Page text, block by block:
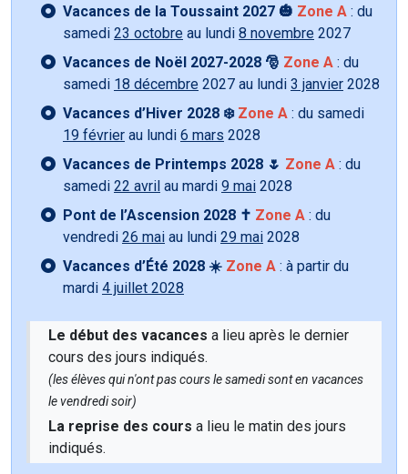
Vacances de la Toussaint 2027 🎃 Zone A : du
samedi 23 octobre au lundi 8 novembre 2027
Vacances de Noël 2027-2028 🎅 Zone A : du
samedi 18 décembre 2027 au lundi 3 janvier 2028
Vacances d’Hiver 2028 ❄️ Zone A : du samedi
19 février au lundi 6 mars 2028
Vacances de Printemps 2028 🌷 Zone A : du
samedi 22 avril au mardi 9 mai 2028
Pont de l’Ascension 2028 ✝️ Zone A : du
vendredi 26 mai au lundi 29 mai 2028
Vacances d’Été 2028 ☀️ Zone A : à partir du
mardi 4 juillet 2028
Le début des vacances a lieu après le dernier
cours des jours indiqués.
(les élèves qui n'ont pas cours le samedi sont en vacances
le vendredi soir)
La reprise des cours a lieu le matin des jours
indiqués.